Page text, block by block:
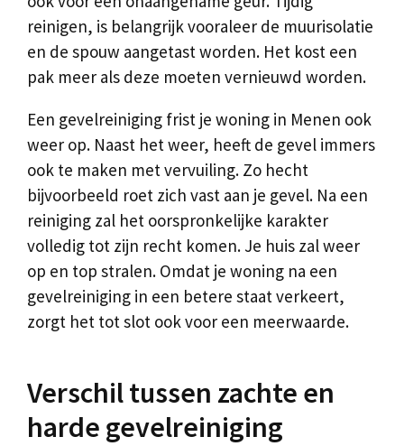
reinigen, is belangrijk vooraleer de muurisolatie
en de spouw aangetast worden. Het kost een
pak meer als deze moeten vernieuwd worden.
Een gevelreiniging frist je woning in Menen ook
weer op. Naast het weer, heeft de gevel immers
ook te maken met vervuiling. Zo hecht
bijvoorbeeld roet zich vast aan je gevel. Na een
reiniging zal het oorspronkelijke karakter
volledig tot zijn recht komen. Je huis zal weer
op en top stralen. Omdat je woning na een
gevelreiniging in een betere staat verkeert,
zorgt het tot slot ook voor een meerwaarde.
Verschil tussen zachte en
harde gevelreiniging